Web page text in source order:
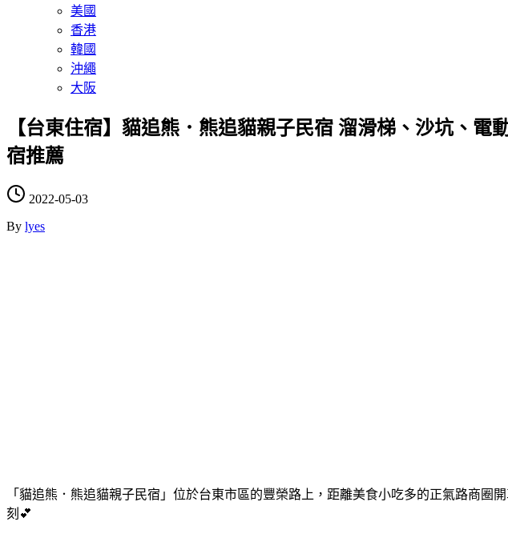
美國
香港
韓國
沖繩
大阪
【台東住宿】貓追熊．熊追貓親子民宿 溜滑梯、沙坑、
宿推薦
2022-05-03
By lyes
「貓追熊．熊追貓親子民宿」位於台東市區的豐榮路上，距離美食小吃多的正氣路商
刻💕